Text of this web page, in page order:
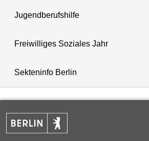
Jugendberufshilfe
Freiwilliges Soziales Jahr
Sekteninfo Berlin